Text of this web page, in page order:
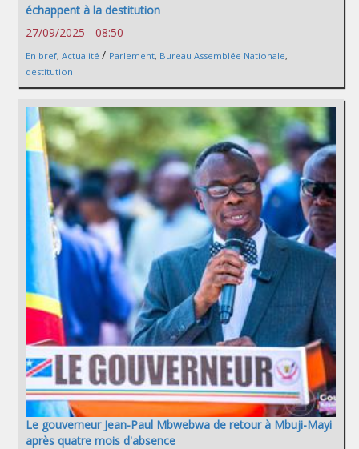
échappent à la destitution
27/09/2025 - 08:50
En bref, Actualité / Parlement, Bureau Assemblée Nationale,
destitution
Le gouverneur Jean-Paul Mbwebwa de retour à Mbuji-Mayi
après quatre mois d'absence